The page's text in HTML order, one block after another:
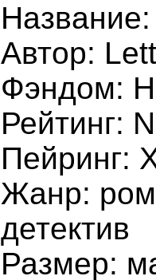
Автор:
Фэндом:
Рейтинг:
Пейринг:
Жанр:
детектив
Размер: